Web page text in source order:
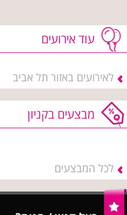
עוד אירועים
לאירועים באזור תל אביב
מבצעים בקניון
לכל המבצעים